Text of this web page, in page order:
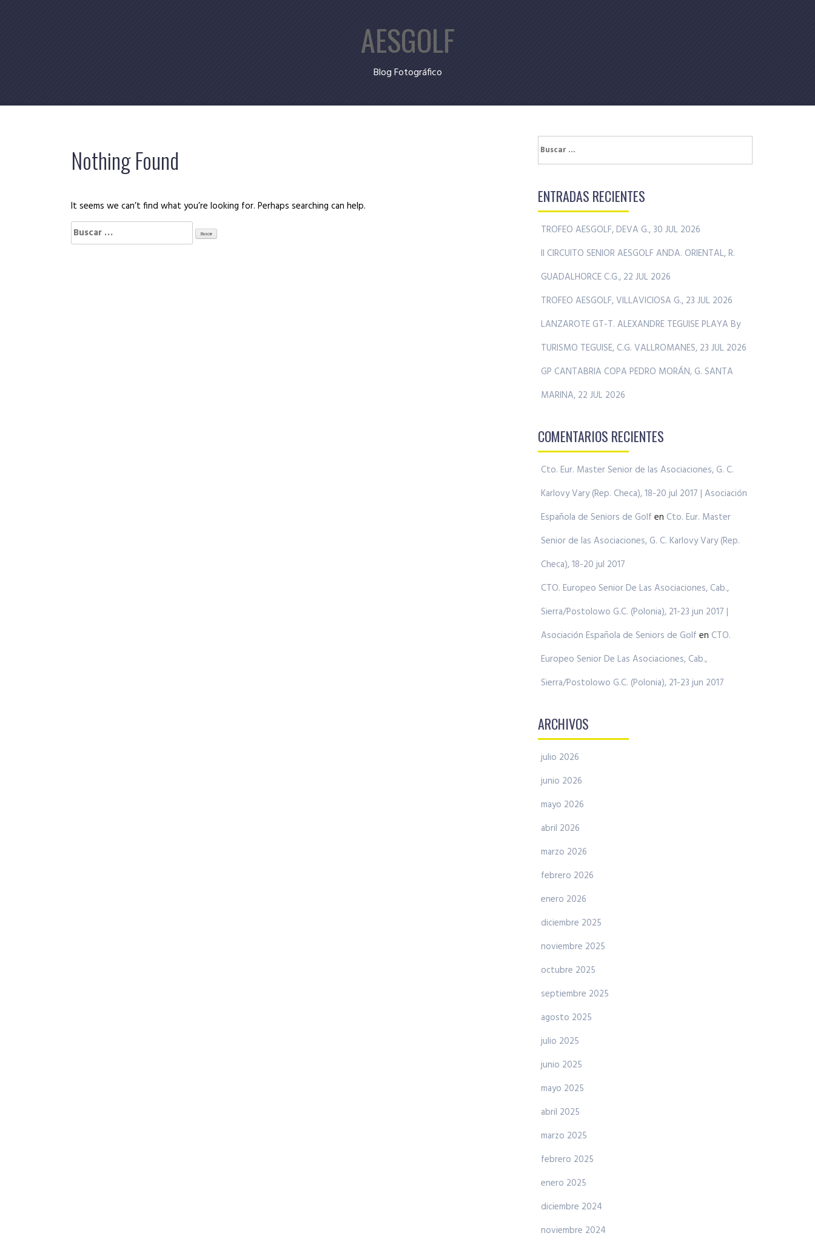
AESGOLF
Blog Fotográfico
Nothing Found
It seems we can’t find what you’re looking for. Perhaps searching can help.
Buscar:
Buscar:
ENTRADAS RECIENTES
TROFEO AESGOLF, DEVA G., 30 JUL 2026
II CIRCUITO SENIOR AESGOLF ANDA. ORIENTAL, R.
GUADALHORCE C.G., 22 JUL 2026
TROFEO AESGOLF, VILLAVICIOSA G., 23 JUL 2026
LANZAROTE GT-T. ALEXANDRE TEGUISE PLAYA By
TURISMO TEGUISE, C.G. VALLROMANES, 23 JUL 2026
GP CANTABRIA COPA PEDRO MORÁN, G. SANTA
MARINA, 22 JUL 2026
COMENTARIOS RECIENTES
Cto. Eur. Master Senior de las Asociaciones, G. C.
Karlovy Vary (Rep. Checa), 18-20 jul 2017 | Asociación
Española de Seniors de Golf en Cto. Eur. Master
Senior de las Asociaciones, G. C. Karlovy Vary (Rep.
Checa), 18-20 jul 2017
CTO. Europeo Senior De Las Asociaciones, Cab.,
Sierra/Postolowo G.C. (Polonia), 21-23 jun 2017 |
Asociación Española de Seniors de Golf en CTO.
Europeo Senior De Las Asociaciones, Cab.,
Sierra/Postolowo G.C. (Polonia), 21-23 jun 2017
ARCHIVOS
julio 2026
junio 2026
mayo 2026
abril 2026
marzo 2026
febrero 2026
enero 2026
diciembre 2025
noviembre 2025
octubre 2025
septiembre 2025
agosto 2025
julio 2025
junio 2025
mayo 2025
abril 2025
marzo 2025
febrero 2025
enero 2025
diciembre 2024
noviembre 2024